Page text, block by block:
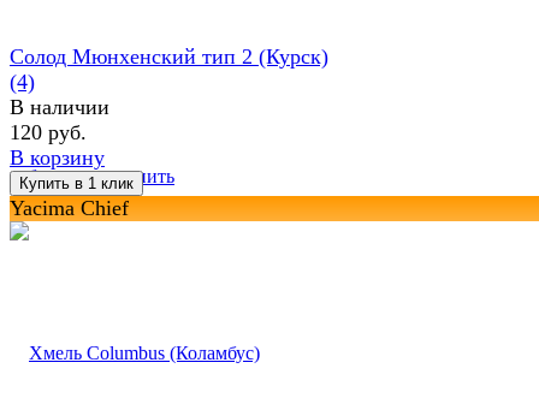
избранное сравнить
Солод Мюнхенский тип 2 (Курск)
(4)
В наличии
120 руб.
В корзину
Yacima Chief